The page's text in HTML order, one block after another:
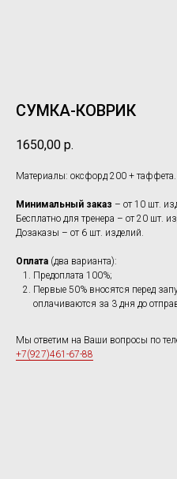
СУМКА-КОВРИК
1650,00 р.
Материалы: оксфорд 200 + таффета.
Минимальный заказ – от 10 шт.
Бесплатно для тренера – от 20 шт.
Дозаказы – от 6 шт. изделий.
Оплата (два варианта):
Предоплата 100%;
Первые 50% вносятся перед
оплачиваются за 3 дня до
Мы ответим на Ваши вопросы по
+7(927)461-67-88